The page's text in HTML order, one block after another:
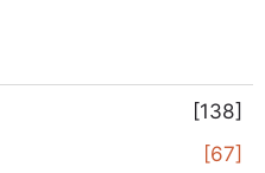
138
67